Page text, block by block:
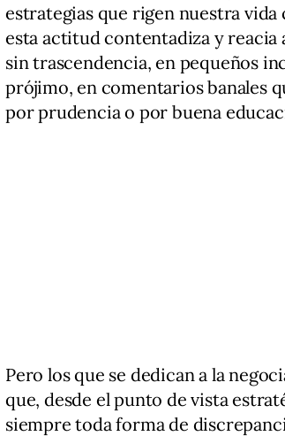
estrategias que rigen nuestra vida
esta actitud contentadiza y
sin trascendencia, en pequeños
prójimo, en comentarios banales
por prudencia o por buena
Pero los que se dedican a la
que, desde el punto de vista
siempre toda forma de